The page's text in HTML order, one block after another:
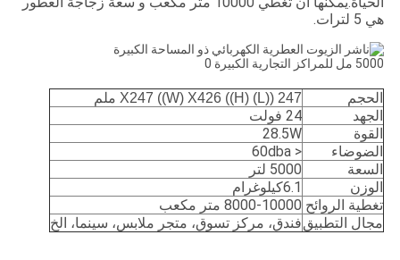
هي 5 لترات.
الحجم 247 ((L) X247 ((W) X426 ((H) ملم
الجهد
24 فولت
القوة
28.5W
الضوضاء
< 60dba
السعة
5000 لتر
الوزن
6.1كيلوغرام
تغطية الروائح 8000-10000 متر مكعب
مجال التطبيقفندق، مركز تسوق، متجر ملابس، سينما، الخ